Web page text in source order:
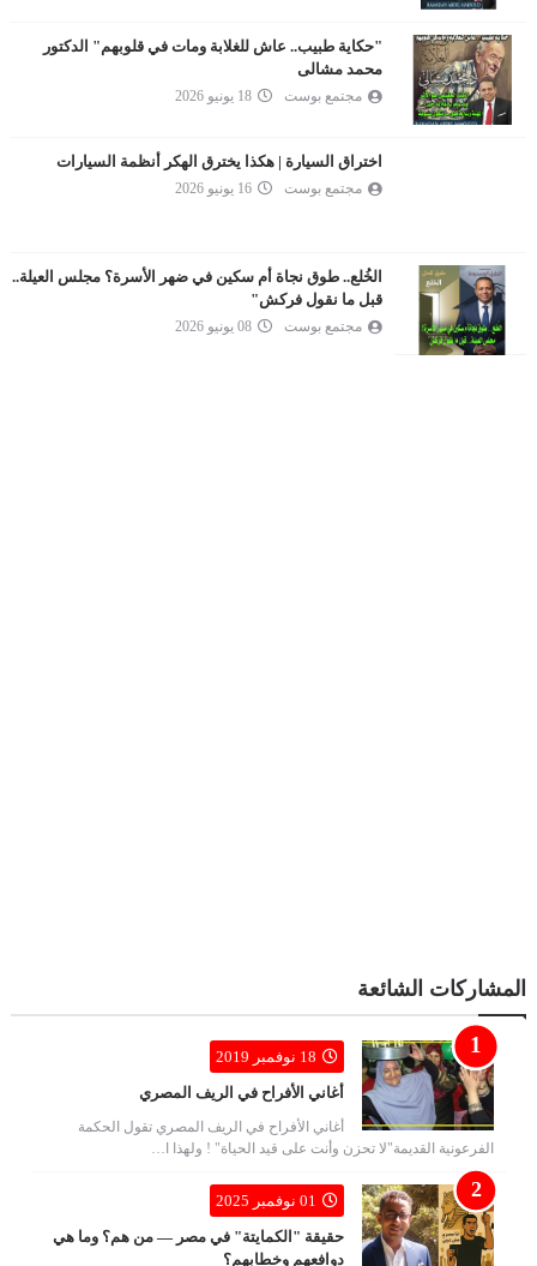
"حكاية طبيب.. عاش للغلابة ومات في قلوبهم" الدكتور
محمد مشالى
مجتمع بوست 18 يونيو 2026
اختراق السيارة | هكذا يخترق الهكر أنظمة السيارات
مجتمع بوست 16 يونيو 2026
الخُلع.. طوق نجاة أم سكين في ضهر الأسرة؟ مجلس العيلة..
قبل ما نقول فركش"
مجتمع بوست 08 يونيو 2026
المشاركات الشائعة
18 نوفمبر 2019
أغاني الأفراح في الريف المصري
أغاني الأفراح في الريف المصري تقول الحكمة
الفرعونية القديمة"لا تحزن وأنت على قيد الحياة" ! ولهذا ا…
01 نوفمبر 2025
حقيقة "الكمايتة" في مصر — من هم؟ وما هي
دوافعهم وخطابهم؟